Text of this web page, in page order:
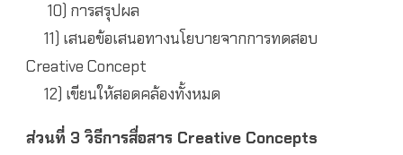
10) การสรุปผล
11) เสนอข้อเสนอทางนโยบายจากการทดสอบ
Creative Concept
12) เขียนให้สอดคล้องทั้งหมด
ส่วนที่ 3 วิธีการสื่อสาร Creative Concepts